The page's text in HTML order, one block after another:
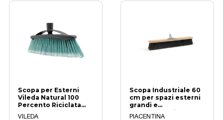
Scopa per Esterni
Vileda Natural 100
Percento Riciclata
Setole Forti
VILEDA
Scopa Industriale 60
cm per spazi esterni
grandi e
professionali
PIACENTINA